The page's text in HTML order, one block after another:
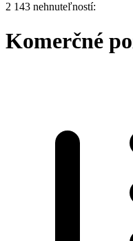
2 143 nehnuteľností:
Komerčné